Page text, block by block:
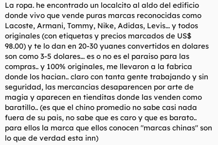
La ropa. he encontrado un localcito al aldo del edificio
donde vivo que vende puras marcas reconocidas como
Lacoste, Armani, Tommy, Nike, Adidas, Levis... y todos
originales (con etiquetas y precios marcados de US$
98.00) y te lo dan en 20-30 yuanes convertidos en dolares
son como 3-5 dolares... es o no es el paraiso para las
compras.. y 100% originales, me llevaron a la fabrica
donde los hacian.. claro con tanta gente trabajando y sin
seguridad, las mercancias desaparencen por arte de
magia y aparecen en tienditas donde las venden como
baratillo.. (es que el chino promedio no sabe casi nada
fuera de su pais, no sabe que es caro y que es barato..
para ellos la marca que ellos conocen "marcas chinas" son
lo que de verdad esta inn)